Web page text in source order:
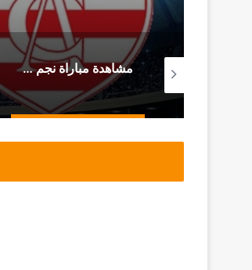
مشاهدة مباراة نجم المتلوي و النادي الإفريقي (بث مباشر)